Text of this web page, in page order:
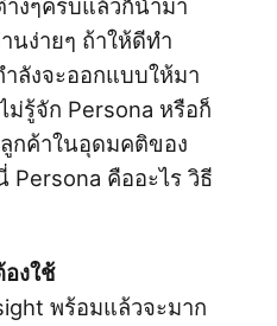
งๆครบแล้วก็นำมา
นง่ายๆ ถ้าให้ดีทำ
ลังจะออกแบบให้มา
ม่รู้จัก Persona หรือก็
กค้าในอุดมคติของ
Persona คืออะไร วิธี
งใช้
พร้อมแล้วจะมาก